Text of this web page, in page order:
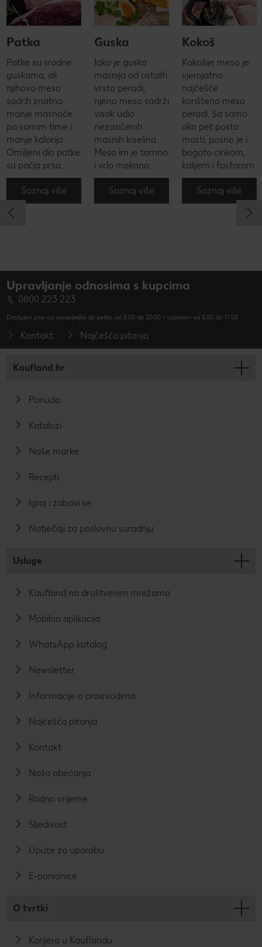
Patka
Patke su srodne
guskama, ali
njihovo meso
sadrži znatno
manje masnoće
pa samim time i
manje kalorija.
Omiljeni dio patke
su pačja prsa.
Saznaj više
Guska
Iako je guska
masnija od ostalih
vrsta peradi,
njeno meso sadrži
visok udio
nezasićenih
masnih kiselina.
Meso im je tamno
i vrlo mekano.
Saznaj više
Kokoš
Kokošije meso je
vjerojatno
najčešće
korišteno meso
peradi. Sa samo
oko pet posto
masti, posno je i
bogato cinkom,
kalijem i fosforom.
Saznaj više
Upravljanje odnosima s kupcima
0800 223 223
Dostupni smo od ponedjeljka do petka, od 8.00 do 20.00 / subotom od 8.00 do 17.00
Kontakt Najčešća pitanja
Kaufland.hr
Ponuda
Katalozi
Naše marke
Recepti
Igraj i zabavi se
Natječaji za poslovnu suradnju
Usluge
Kaufland na društvenim mrežama
Mobilna aplikacija
WhatsApp katalog
Newsletter
Informacije o proizvodima
Najčešća pitanja
Kontakt
Naša obećanja
Radno vrijeme
Sljedivost
Upute za uporabu
E-punionice
O tvrtki
Karijera u Kauflandu